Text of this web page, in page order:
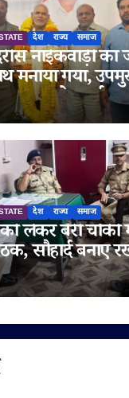
देश राज्य समाज
नाईकवाड़ी का
मनाया गया,
पवार समेत कई
देश राज्य समाज
लेकर बेरी चौकी
सौहार्द बनाए